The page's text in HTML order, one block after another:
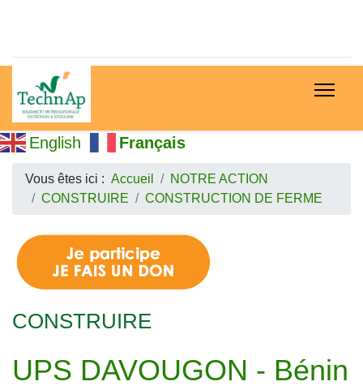
English Français
Vous êtes ici : Accueil
NOTRE ACTION
CONSTRUIRE
CONSTRUCTION DE FERME
CONSTRUIRE
UPS DAVOUGON - Bénin